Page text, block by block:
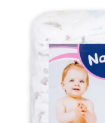
hviezdičiek.